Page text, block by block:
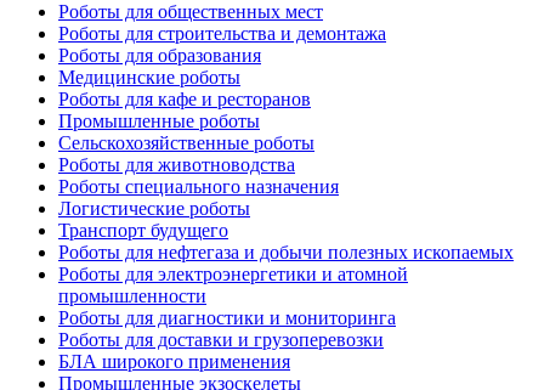
Роботы для общественных мест
Роботы для строительства и демонтажа
Роботы для образования
Медицинские роботы
Роботы для кафе и ресторанов
Промышленные роботы
Сельскохозяйственные роботы
Роботы для животноводства
Роботы специального назначения
Логистические роботы
Транспорт будущего
Роботы для нефтегаза и добычи полезных ископаемых
Роботы для электроэнергетики и атомной
промышленности
Роботы для диагностики и мониторинга
Роботы для доставки и грузоперевозки
БЛА широкого применения
Промышленные экзоскелеты